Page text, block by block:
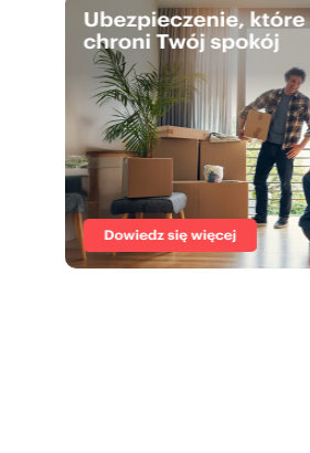
E-mail: [
biurosprz
Website: [www:debowa45.pl]
Looking for a safe haven for
in the dynamically developing
Discover the potential of the
investment!
Numer oferty: 27031/2089/OMS
Nr licencji zawodowej: 19641